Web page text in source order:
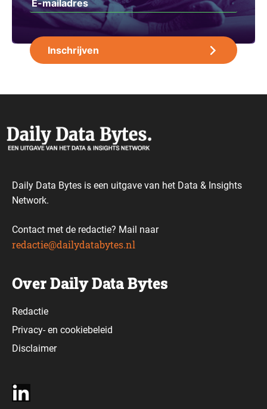
Daily Data Bytes is een uitgave van het Data & Insights
Network.
Contact met de redactie? Mail naar
redactie@dailydatabytes.nl
Over Daily Data Bytes
Redactie
Privacy-en cookiebeleid
Disclaimer